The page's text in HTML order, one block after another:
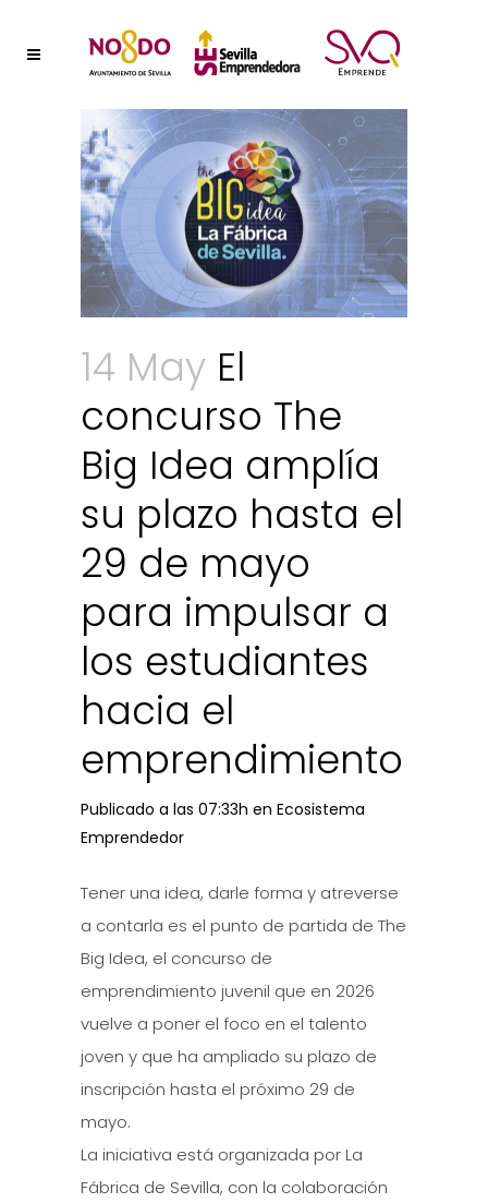
14 May El
concurso The
Big Idea amplía
su plazo hasta el
29 de mayo
para impulsar a
los estudiantes
hacia el
emprendimiento
Publicado a las 07:33h en Ecosistema
Emprendedor
Tener una idea, darle forma y atreverse
a contarla es el punto de partida de The
Big Idea, el concurso de
emprendimiento juvenil que en 2026
vuelve a poner el foco en el talento
joven y que ha ampliado su plazo de
inscripción hasta el próximo 29 de
mayo.
La iniciativa está organizada por La
Fábrica de Sevilla, con la colaboración